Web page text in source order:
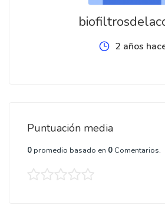
2 años
Puntuación media
0promedio basado en 0 Comentarios.